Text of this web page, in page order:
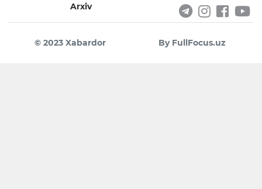
Arxiv
© 2023 Xabardor By FullFocus.uz